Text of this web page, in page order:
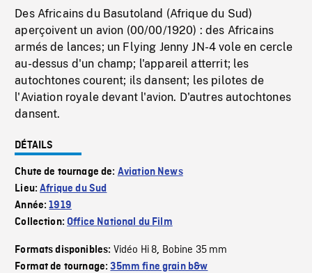
Des Africains du Basutoland (Afrique du Sud)
aperçoivent un avion (00/00/1920) : des Africains
armés de lances; un Flying Jenny JN-4 vole en cercle
au-dessus d'un champ; l'appareil atterrit; les
autochtones courent; ils dansent; les pilotes de
l'Aviation royale devant l'avion. D'autres autochtones
dansent.
DÉTAILS
Chute de tournage de: Aviation News
Lieu:Afrique du Sud
Année:1919
Collection:Office National du Film
Formats disponibles: Vidéo Hi 8, Bobine 35 mm
Format de tournage:35mm fine grain b&w